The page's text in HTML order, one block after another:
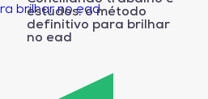
estudos: o método
definitivo para brilhar
no ead